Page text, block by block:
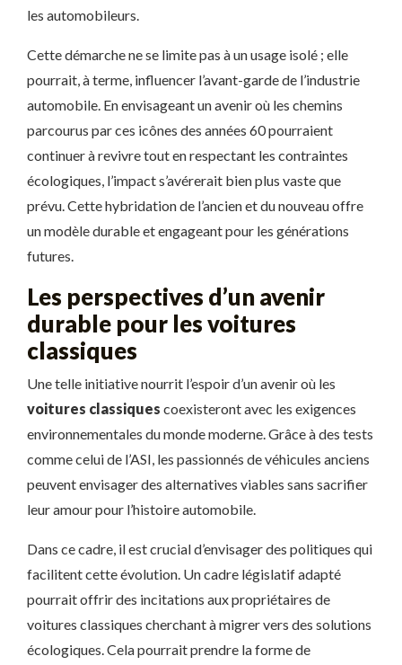
les automobileurs.
Cette démarche ne se limite pas à un usage isolé ; elle
pourrait, à terme, influencer l’avant-garde de l’industrie
automobile. En envisageant un avenir où les chemins
parcourus par ces icônes des années 60 pourraient
continuer à revivre tout en respectant les contraintes
écologiques, l’impact s’avérerait bien plus vaste que
prévu. Cette hybridation de l’ancien et du nouveau offre
un modèle durable et engageant pour les générations
futures.
Les perspectives d’un avenir
durable pour les voitures
classiques
Une telle initiative nourrit l’espoir d’un avenir où les
voitures classiques coexisteront avec les exigences
environnementales du monde moderne. Grâce à des tests
comme celui de l’ASI, les passionnés de véhicules anciens
peuvent envisager des alternatives viables sans sacrifier
leur amour pour l’histoire automobile.
Dans ce cadre, il est crucial d’envisager des politiques qui
facilitent cette évolution. Un cadre législatif adapté
pourrait offrir des incitations aux propriétaires de
voitures classiques cherchant à migrer vers des solutions
écologiques. Cela pourrait prendre la forme de